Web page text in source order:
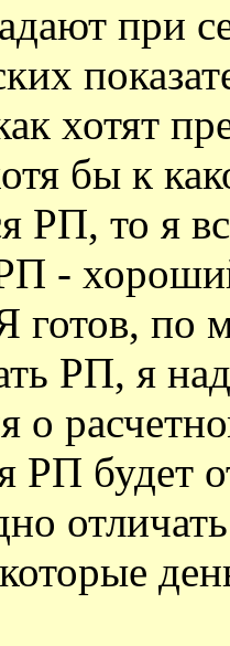
при
хотят
бы к
РП, то я
-
готов, по
РП, я
о
РП будет